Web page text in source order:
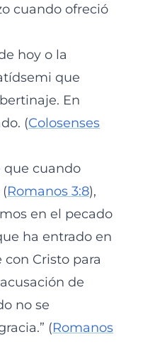
cuando ofreció
hoy o la
que
En
(Colosenses
que cuando
Romanos 3:8),
en el pecado
ha entrado en
Cristo para
de
no se
(Romanos